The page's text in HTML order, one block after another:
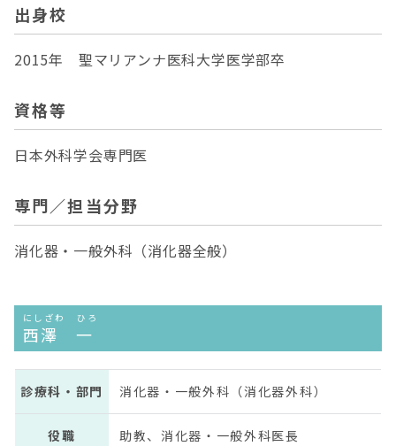
出身校
2015年 聖マリアンナ医科大学医学部卒
資格等
日本外科学会専門医
専門／担当分野
消化器・一般外科（消化器全般）
にしざわ ひろ
西澤 一
診療科・部門 消化器・一般外科（消化器外科）
役職 助教、消化器・一般外科医長